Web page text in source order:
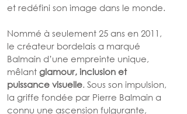
et redéfini son image dans le monde.
Nommé à seulement 25 ans en 2011,
le créateur bordelais a marqué
Balmain d’une empreinte unique,
mêlant glamour, inclusion et
puissance visuelle. Sous son impulsion,
la griffe fondée par Pierre Balmain a
connu une ascension fulgurante,